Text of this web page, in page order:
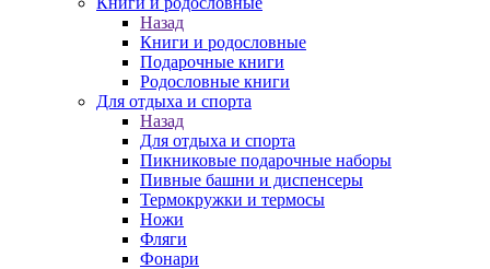
Назад
Книги и родословные
Подарочные книги
Родословные книги
Для отдыха и спорта
Назад
Для отдыха и спорта
Пикниковые подарочные наборы
Пивные башни и диспенсеры
Термокружки и термосы
Ножи
Фляги
Фонари